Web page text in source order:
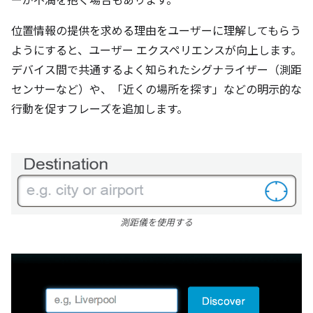
位置情報の提供を求める理由をユーザーに理解してもらう
ようにすると、ユーザー エクスペリエンスが向上します。
デバイス間で共通するよく知られたシグナライザー（測距
センサーなど）や、「近くの場所を探す」などの明示的な
行動を促すフレーズを追加します。
測距儀を使用する